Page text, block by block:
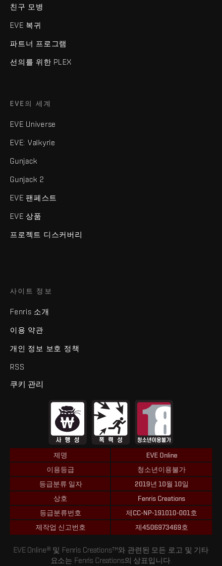
친구 모병
EVE 복귀
파트너 프로그램
선의를 위한 PLEX
EVE의 세계
EVE Universe
EVE: Valkyrie
Gunjack
Gunjack 2
EVE 팬페스트
EVE 상품
프로젝트 디스커버리
사이트 정보
Fenris 소개
이용 약관
개인 정보 보호 정책
RSS
쿠키 관리
제명
EVE Online
이용등급
청소년이용불가
등급분류 일자
2019년 10월 10일
상호
Fenris Creations
등급분류번호
제CC-NP-191010-001호
제작업 신고번호
제4506973469호
EVE Online® 및 Fenris Creations™와 관련된 모든 로고 및 기타
요소는 Fenris Creations의 상표입니다.